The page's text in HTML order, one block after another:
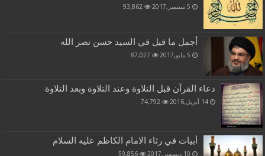
5 سبتمبر,2017 93,862
أجمل ما قيل في السيد حسن نصر الله
5 مايو,2017 87,027
دعاء القرآن قبل التلاوة وعند التلاوة وبعد التلاوة
14 أبريل,2016 74,792
أبيات في رثاء الامام الكاظم عليه السلام
10 ديسمبر,2017 59,856